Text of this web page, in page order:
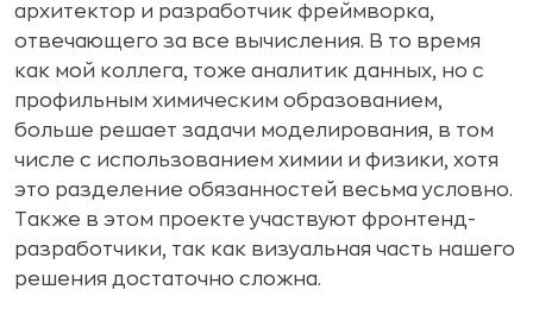
архитектор и разработчик фреймворка,
отвечающего за все вычисления. В то время
как мой коллега, тоже аналитик данных, но с
профильным химическим образованием,
больше решает задачи моделирования, в том
числе с использованием химии и физики, хотя
это разделение обязанностей весьма условно.
Также в этом проекте участвуют фронтенд-
разработчики, так как визуальная часть нашего
решения достаточно сложна.